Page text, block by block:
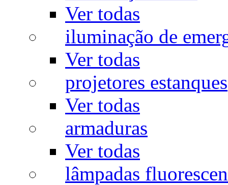
Ver todas
iluminação de
Ver todas
projetores estanques
Ver todas
armaduras
Ver todas
lâmpadas